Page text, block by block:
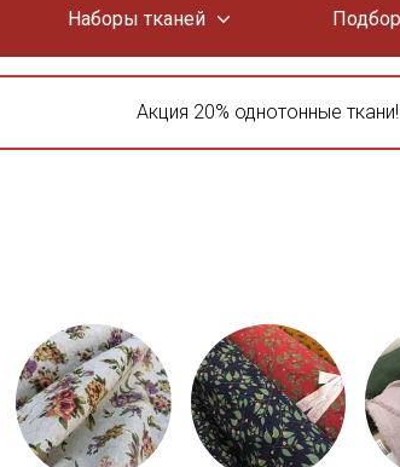
Наборы тканей
Акция 20% однотонные ткани!
Секретная
Мы публикуем здесь
промокоды и скидки